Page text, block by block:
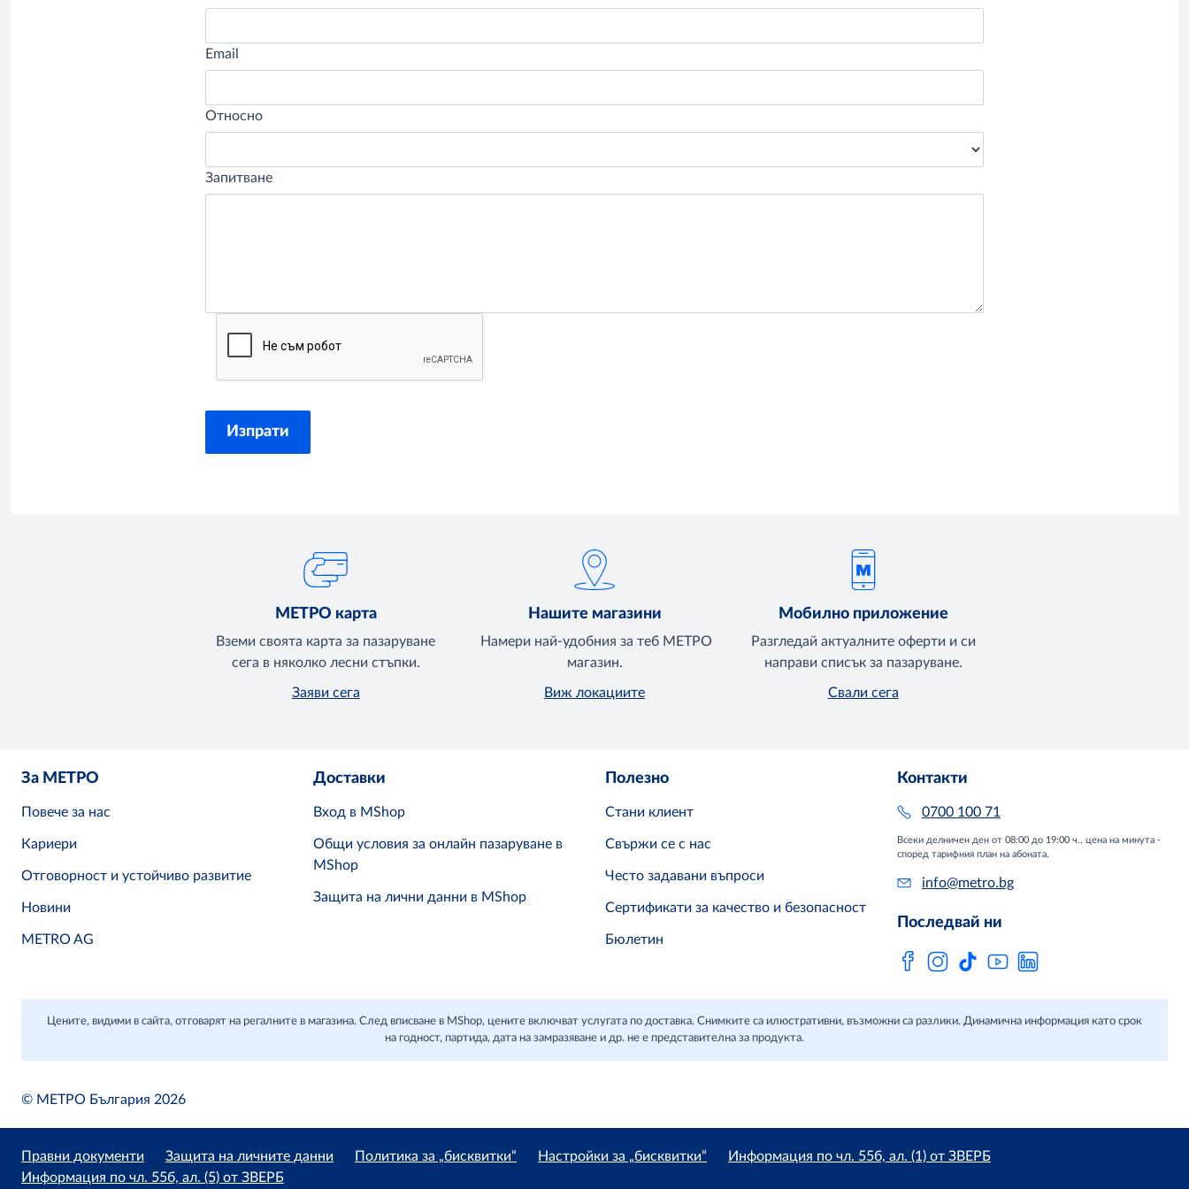
Email
Относно
Запитване
МЕТРО карта
Вземи своята карта за пазаруване
сега в няколко лесни стъпки.
Заяви сега
Нашите магазини
Намери най-удобния за теб МЕТРО
магазин.
Виж локациите
Мобилно приложение
Разгледай актуалните оферти и си
направи списък за пазаруване.
Свали сега
За МЕТРО
Повече за нас
Кариери
Отговорност и устойчиво развитие
Новини
METRO AG
Доставки
Вход в MShop
Общи условия за онлайн пазаруване в
MShop
Защита на лични данни в MShop
Полезно
Стани клиент
Свържи се с нас
Често задавани въпроси
Сертификати за качество и безопасност
Бюлетин
Контакти
0700 100 71
Всеки делничен ден от 08:00 до 19:00 ч., цена на минута -
според тарифния план на абоната.
info@metro.bg
Последвай ни
Цените, видими в сайта, отговарят на регалните в магазина. След вписване в MShop, цените включват услугата по доставка. Снимките са илюстративни, възможни са разлики. Динамична информация като срок
на годност, партида, дата на замразяване и др. не е представителна за продукта.
© МЕТРО България 2026
Правни документи Защита на личните данни Политика за „бисквитки“ Настройки за „бисквитки“
Информация по чл. 55б, ал. (1) от ЗВЕРБ
Информация по чл. 55б, ал. (5) от ЗВЕРБ